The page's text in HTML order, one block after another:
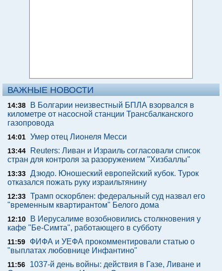
ВАЖНЫЕ НОВОСТИ
14:38
В Болгарии неизвестный БПЛА взорвался в
километре от насосной станции Трансбалканского
газопровода
14:01 Умер отец Лионеля Месси
13:44
Reuters: Ливан и Израиль согласовали список
стран для контроля за разоружением "Хизбаллы"
13:33 Дзюдо. Юношеский европейский кубок. Турок
отказался пожать руку израильтянину
12:33 Трамп оскорблен: федеральный суд назвал его
"временным квартирантом" Белого дома
12:10
В Иерусалиме возобновились столкновения у
кафе "Бе-Симта", работающего в субботу
11:59
ФИФА и УЕФА прокомментировали статью о
"выплатах любовнице Инфантино"
11:56
1037-й день войны: действия в Газе, Ливане и